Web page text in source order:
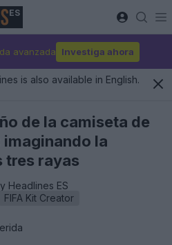
ES
avanzada Investiga ahora
is also available in English.
de la camiseta de
la
tres rayas
Headlines ES
FIFA Kit Creator